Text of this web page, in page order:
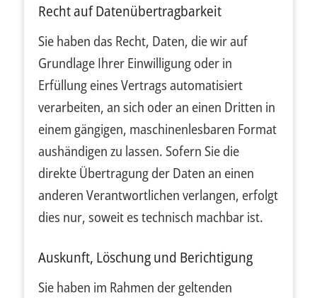
Recht auf Daten­übertrag­barkeit
Sie haben das Recht, Daten, die wir auf
Grundlage Ihrer Einwilligung oder in
Erfüllung eines Vertrags automatisiert
verarbeiten, an sich oder an einen Dritten in
einem gängigen, maschinenlesbaren Format
aushändigen zu lassen. Sofern Sie die
direkte Übertragung der Daten an einen
anderen Verantwortlichen verlangen, erfolgt
dies nur, soweit es technisch machbar ist.
Auskunft, Löschung und Berichtigung
Sie haben im Rahmen der geltenden